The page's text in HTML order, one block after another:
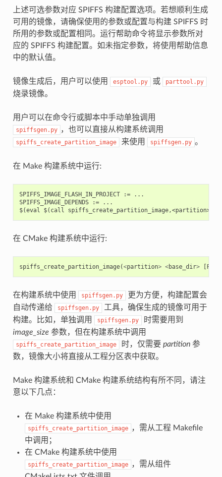
上述可选参数对应 SPIFFS 构建配置选项。若想顺利生成
可用的镜像，请确保使用的参数或配置与构建 SPIFFS 时
所用的参数或配置相同。运行帮助命令将显示参数所对
应的 SPIFFS 构建配置。如未指定参数，将使用帮助信息
中的默认值。
镜像生成后，用户可以使用 esptool.py 或 parttool.py
烧录镜像。
用户可以在命令行或脚本中手动单独调用
spiffsgen.py ，也可以直接从构建系统调用
spiffs_create_partition_image 来使用 spiffsgen.py 。
在 Make 构建系统中运行:
SPIFFS_IMAGE_FLASH_IN_PROJECT := ...
SPIFFS_IMAGE_DEPENDS := ...
在 CMake 构建系统中运行:
spiffs_create_partition_image(<partition> <base_dir> [
在构建系统中使用 spiffsgen.py
更为方便，构建配置会
自动传递给
spiffsgen.py
工具，确保生成的镜像可用于
构建。比如，单独调用
spiffsgen.py
时需要用到
image_size 参数，但在构建系统中调用
spiffs_create_partition_image 时，仅需要 partition参
数，镜像大小将直接从工程分区表中获取。
Make 构建系统和 CMake 构建系统结构有所不同，请注
意以下几点：
在 Make 构建系统中使用
spiffs_create_partition_image ，需从工程 Makefile
中调用；
在 CMake 构建系统中使用
spiffs_create_partition_image ，需从组件